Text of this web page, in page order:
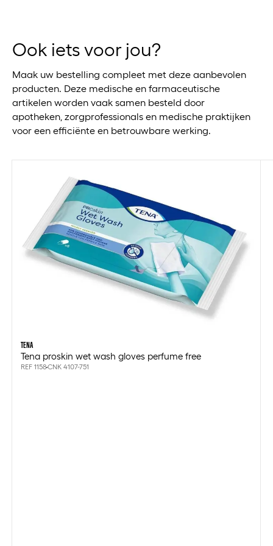
Ook iets voor jou?
Maak uw bestelling compleet met deze aanbevolen
producten. Deze medische en farmaceutische
artikelen worden vaak samen besteld door
apotheken, zorgprofessionals en medische praktijken
voor een efficiënte en betrouwbare werking.
TENA
Tena proskin wet wash gloves perfume free
REF 1158CNK 4107-751